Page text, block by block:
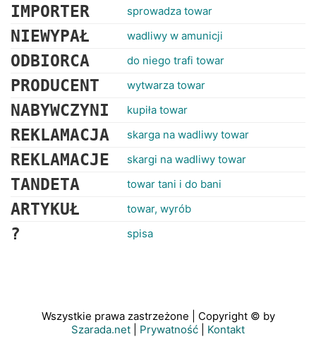
IMPORTER sprowadza towar
NIEWYPAŁ wadliwy w amunicji
ODBIORCA do niego trafi towar
PRODUCENT wytwarza towar
NABYWCZYNI kupiła towar
REKLAMACJA skarga na wadliwy towar
REKLAMACJE skargi na wadliwy towar
TANDETA towar tani i do bani
ARTYKUŁ towar, wyrób
? spisa
Wszystkie prawa zastrzeżone | Copyright © by
Szarada.net
Prywatność Kontakt